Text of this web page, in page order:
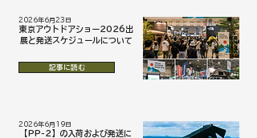
2026年6月23日
東京アウトドアショー2026出
展と発送スケジュールについて
記事に読む
2026年6月19日
【PP-2】の入荷および発送に